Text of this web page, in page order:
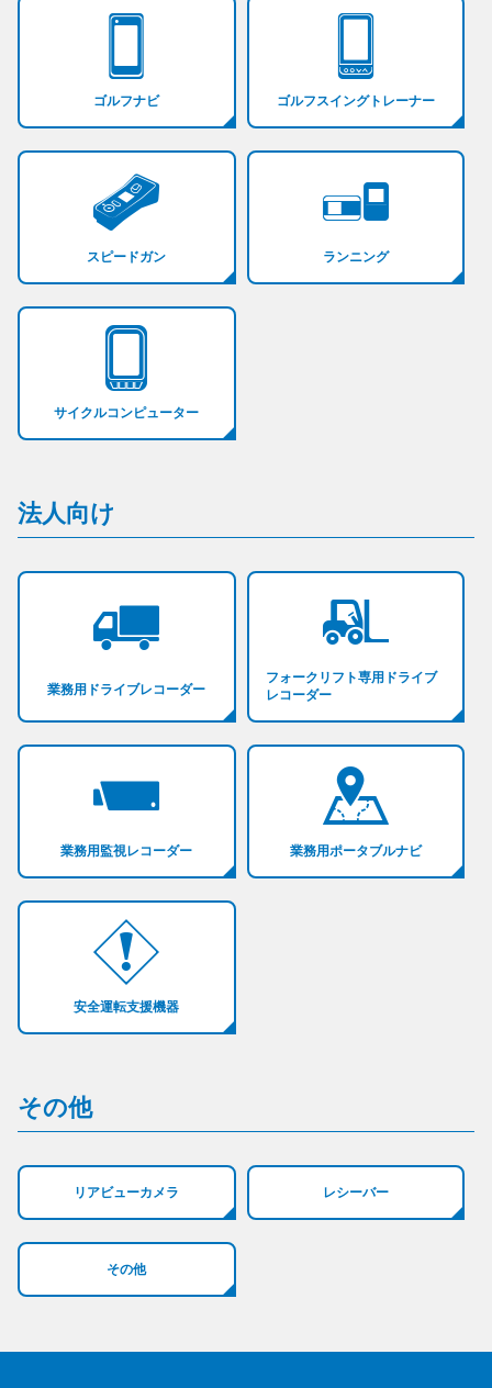
ゴルフナビ ゴルフスイングトレーナー
スピードガン ランニング
サイクルコンピューター
法人向け
業務用ドライブレコーダー
フォークリフト専用ドライブ
レコーダー
業務用監視レコーダー 業務用ポータブルナビ
安全運転支援機器
その他
リアビューカメラ レシーバー
その他